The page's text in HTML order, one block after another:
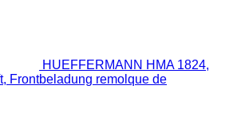
HUEFFERMANN HMA 1824,
Frontbeladung remolque de